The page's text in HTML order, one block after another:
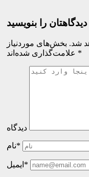
دیدگاهتان را بنویسید
شد. بخش‌های موردنیاز
*
دیدگاه
نام*
ایمیل*